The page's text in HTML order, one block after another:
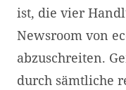
ist, die vier
Newsroom von
abzuschreiten.
durch sämtliche